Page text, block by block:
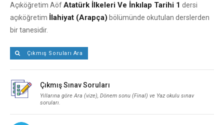
Açıköğretim AöfAtatürk İlkeleri Ve İnkılap Tarihi 1 dersi
açıköğretim İlahiyat (Arapça) bölümünde okutulan derslerden
bir tanesidir.
Çıkmış Soruları Ara
Çıkmış Sınav Soruları
Yıllarına göre Ara (vize), Dönem sonu (Final) ve Yaz okulu sınav
soruları.